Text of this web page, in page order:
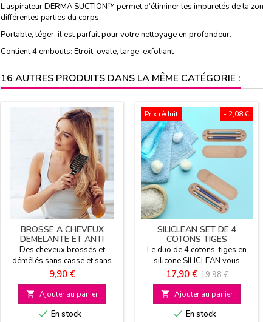
L’aspirateur DERMA SUCTION™ permet d’éliminer les impuretés de la
différentes parties du corps.
Portable, léger, il est parfait pour votre nettoyage en profondeur.
Contient 4 embouts: Etroit, ovale, large ,exfoliant
16 AUTRES PRODUITS DANS LA MÊME CATÉGORIE :
BROSSE A CHEVEUX
DEMELANTE ET ANTI
CASSE SOFT N STRAIGHT
Des cheveux brossés et
démêlés sans casse et sans
douleur Une douceur
incomparable
Prix
9,90 €
 Ajouter au panier
 En stock
- 2,08 €
Prix réduit
SILICLEAN SET DE 4
COTONS TIGES
REUTILISABLES
Le duo de 4 cotons-tiges en
silicone SILICLEAN vous
permet de vous nettoyer
parfaitement les oreilles tout
en respectant l'environnement
car ils sont réutilisables à
l’infini
Prix
17,90 € Prix
base
19,98 €
 Ajouter au panier
 En stock